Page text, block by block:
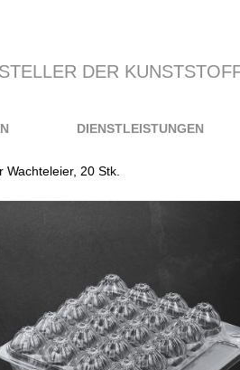
DER
DIENSTLEISTUNGEN
Wachteleier, 20 Stk.